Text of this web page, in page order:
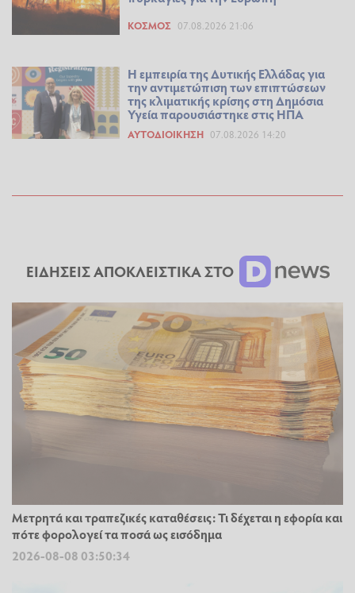
ΚΌΣΜΟΣ 07.08.2026 21:06
Η εμπειρία της Δυτικής Ελλάδας για
την αντιμετώπιση των επιπτώσεων
της κλιματικής κρίσης στη Δημόσια
Υγεία παρουσιάστηκε στις ΗΠΑ
ΑΥΤΟΔΙΟΊΚΗΣΗ 07.08.2026 14:20
ΕΙΔΗΣΕΙΣ ΑΠΟΚΛΕΙΣΤΙΚΑ ΣΤΟ
Μετρητά και τραπεζικές καταθέσεις: Τι δέχεται η εφορία και
πότε φορολογεί τα ποσά ως εισόδημα
2026-08-08 03:50:34